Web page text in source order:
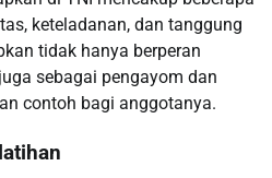
keteladanan, dan tanggung
tidak hanya berperan
sebagai pengayom dan
contoh bagi anggotanya.